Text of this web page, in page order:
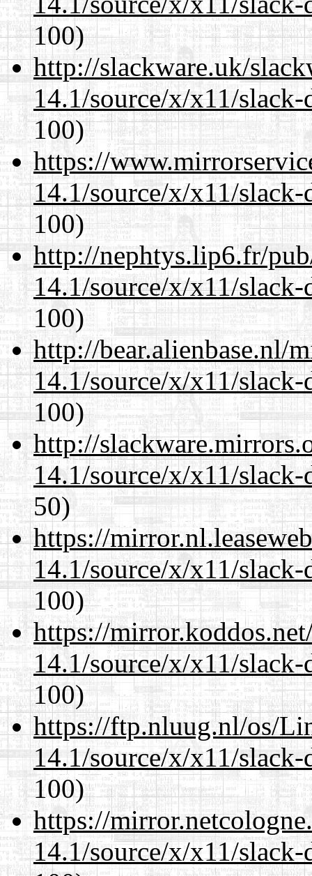
100)
http://slackware.uk/
14.1/source/x/x11/
100)
https://
14.1/source/x/x11/
100)
http://nephtys.lip6.fr/
14.1/source/x/x11/
100)
http://bear.alienbase.nl/
14.1/source/x/x11/
100)
http://
14.1/source/x/x11/
50)
https://
14.1/source/x/x11/
100)
https://
14.1/source/x/x11/
100)
https://ftp.nluug.nl/os/
14.1/source/x/x11/
100)
https://
14.1/source/x/x11/